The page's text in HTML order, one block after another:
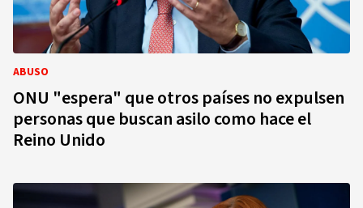
ABUSO
ONU "espera" que otros países no expulsen
personas que buscan asilo como hace el
Reino Unido